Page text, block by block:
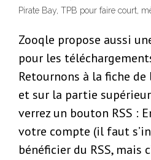
Pirate Bay, TPB pour faire court,
Zooqle propose aussi
pour les
Retournons à la fiche
et sur la partie
verrez un bouton RSS :
votre compte (il faut
bénéficier du RSS, mais